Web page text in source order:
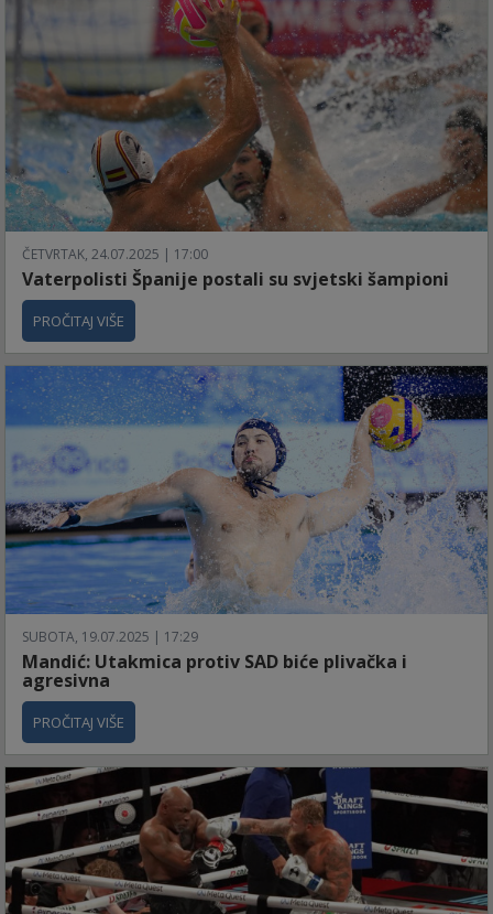
ČETVRTAK, 24.07.2025 | 17:00
Vaterpolisti Španije postali su svjetski šampioni
PROČITAJ VIŠE
SUBOTA, 19.07.2025 | 17:29
Mandić: Utakmica protiv SAD biće plivačka i
agresivna
PROČITAJ VIŠE